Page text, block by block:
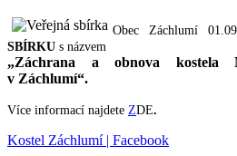
Obec Záchlumí
SBÍRKU s názvem
„Záchrana a obnova kostela
v Záchlumí“.
Více informací najdete ZDE.
Kostel Záchlumí | Facebook